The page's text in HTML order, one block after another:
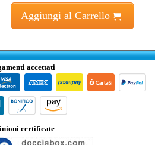
Aggiungi al Carrello
accettati
certificate